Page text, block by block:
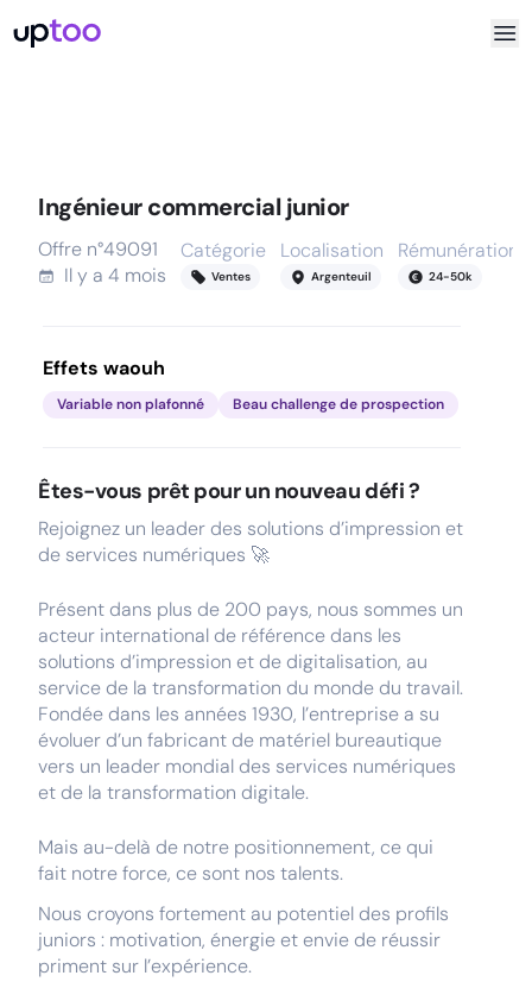
Ingénieur commercial junior
Offre n°49091
Il y a 4 mois
Catégorie
Ventes
Localisation
Argenteuil
Rémunération
24-50k
Effets waouh
Variable non plafonné Beau challenge de prospection
Êtes-vous prêt pour un nouveau défi ?
Rejoignez un leader des solutions d’impression et
de services numériques 🚀
Présent dans plus de 200 pays, nous sommes un
acteur international de référence dans les
solutions d’impression et de digitalisation, au
service de la transformation du monde du travail.
Fondée dans les années 1930, l’entreprise a su
évoluer d’un fabricant de matériel bureautique
vers un leader mondial des services numériques
et de la transformation digitale.
Mais au-delà de notre positionnement, ce qui
fait notre force, ce sont nos talents.
Nous croyons fortement au potentiel des profils
juniors : motivation, énergie et envie de réussir
priment sur l’expérience.